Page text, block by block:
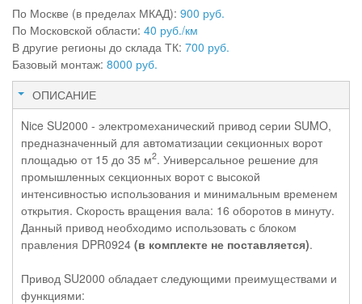
По Москве (в пределах МКАД): 900 руб.
По Московской области: 40 руб./км
В другие регионы до склада ТК: 700 руб.
Базовый монтаж: 8000 руб.
ОПИСАНИЕ
Nice SU2000 - электромеханический привод серии SUMO,
предназначенный для автоматизации секционных ворот
площадью от 15 до 35 м2. Универсальное решение для
промышленных секционных ворот с высокой
интенсивностью использования и минимальным временем
открытия. Скорость вращения вала: 16 оборотов в минуту.
Данный привод необходимо использовать с блоком
правления DPR0924 (в комплекте не поставляется).
Привод SU2000 обладает следующими преимуществами и
функциями: